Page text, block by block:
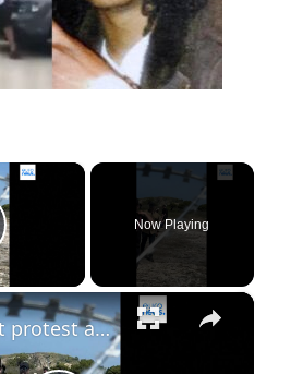
×
Video
Now Playing
×
Clash at protest against Kushner linked Albania resort project